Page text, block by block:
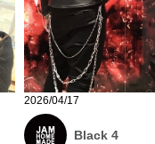
2026/04/17
Black 4